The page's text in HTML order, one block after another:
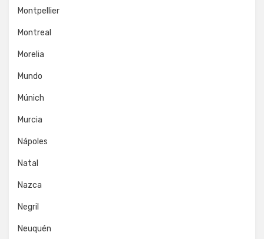
Montpellier
Montreal
Morelia
Mundo
Múnich
Murcia
Nápoles
Natal
Nazca
Negril
Neuquén